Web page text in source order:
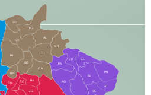
CX
RI
AL
CR
FI
SG
BA
CA
PA
CH CL
PB
SE
AG
RO
JG
IN
RN
CN
AT
PG
SO